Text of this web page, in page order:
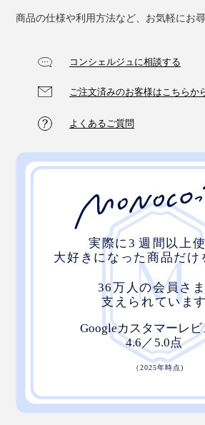
商品の仕様や利用方法など、お気軽にお尋
コンシェルジュに相談する
ご注文済みのお客様はこちらか
よくあるご質問